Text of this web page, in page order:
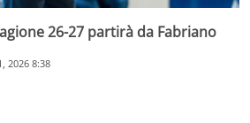
26-27 partirà da Fabriano
2026 8:38